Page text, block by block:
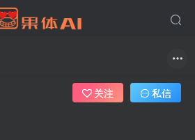
关注 私信